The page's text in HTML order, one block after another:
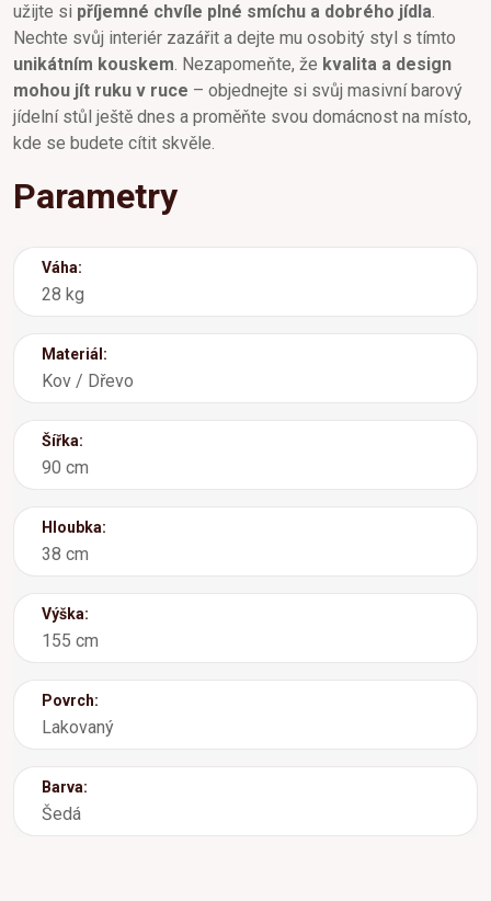
užijte si příjemné chvíle plné smíchu a dobrého jídla
Nechte svůj interiér zazářit a dejte mu osobitý styl s tímto
unikátním kouskem . Nezapomeňte, že kvalita a design
mohou jít ruku v ruce – objednejte si svůj masivní barový
jídelní stůl ještě dnes a proměňte svou domácnost na místo,
kde se budete cítit skvěle.
Parametry
Váha:
28 kg
Materiál:
Kov / Dřevo
Šířka:
90 cm
Hloubka:
38 cm
Výška:
155 cm
Povrch:
Lakovaný
Barva:
Šedá